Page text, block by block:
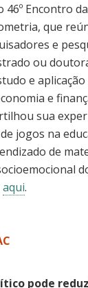
Encontro
que
e
ou
e
e
sua
jogos na
de
aqui.
pode